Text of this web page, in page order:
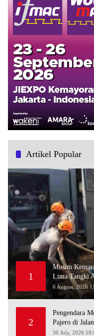
Artikel Popular
1
Musim
Lima Tangki
6 August, 2026
2
Pengendara
Pajero di
Jalur Lawan
30 July, 2026